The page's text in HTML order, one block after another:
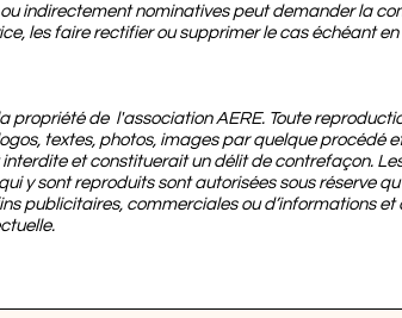
indirectement nominatives peut demander la
les faire rectifier ou supprimer le cas échéant
propriété de l'association AERE. Toute
textes, photos, images par quelque procédé
et constituerait un délit de contrefaçon.
y sont reproduits sont autorisées sous réserve
publicitaires, commerciales ou d’informations et